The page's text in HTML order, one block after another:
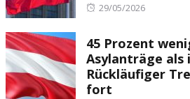
Posted
29/05/2026
45 Prozent
Asylanträge als
Rückläufiger
fort